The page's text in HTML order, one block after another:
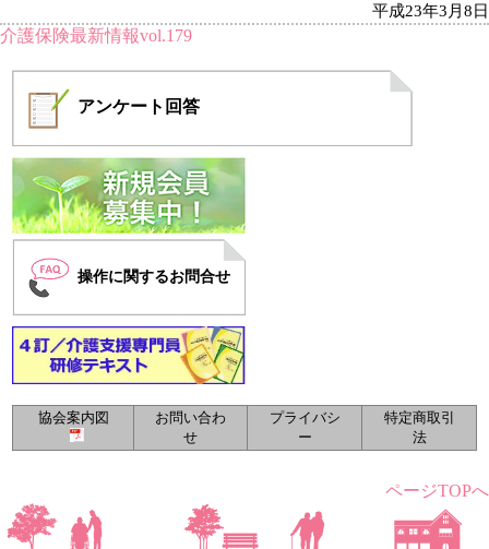
平成23年3月8日
介護保険最新情報vol.179
アンケート 回答
操作に関するお問合せ
ページTOPへ
協会案内図
お問い合わ
せ
プライバシ
ー
特定商取引
法